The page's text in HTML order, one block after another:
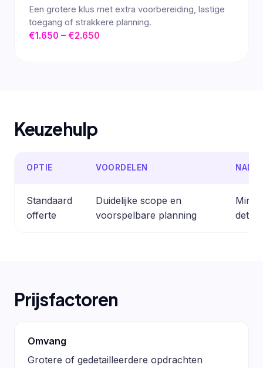
Een grotere klus met extra voorbereiding, lastige
toegang of strakkere planning.
€1.650 – €2.650
Keuzehulp
OPTIE VOORDELEN
Standaard
offerte
Duidelijke scope en
voorspelbare planning
Prijsfactoren
Omvang
Grotere of gedetailleerdere opdrachten